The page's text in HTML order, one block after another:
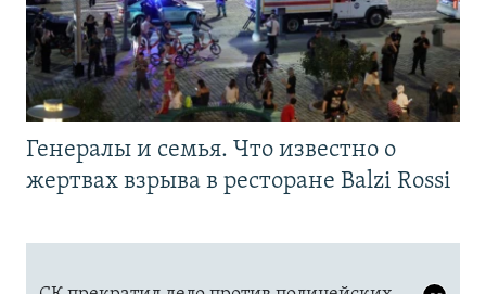
Генералы и семья. Что известно о
жертвах взрыва в ресторане Balzi Rossi